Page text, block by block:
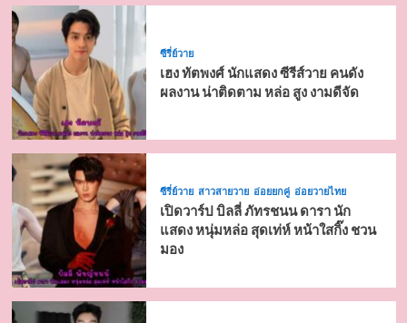
ซีรี่ย์วาย
เฮง ทัตพงศ์ นักแสดง ซีรีส์วาย คนดัง
ผลงาน น่าติดตาม หล่อ สูง งามดีจัด
ซีรี่ย์วาย สาวสายวาย อ่อยยกคู่ อ่อยวายไทย
เปิดวาร์ป บิลลี่ ภัทรชนน ดารา นัก
แสดง หนุ่มหล่อ สุดเท่ห์ หน้าใสกิ๊ง ชวน
มอง